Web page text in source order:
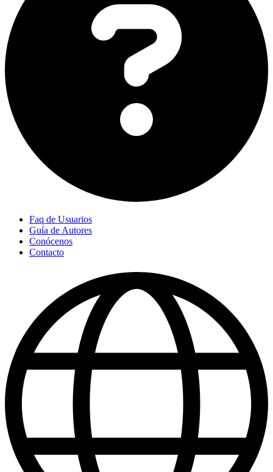
Faq de Usuarios
Guía de Autores
Conócenos
Contacto